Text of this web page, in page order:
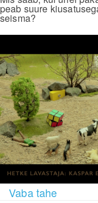
peab suure
seisma?
Vaba tahe